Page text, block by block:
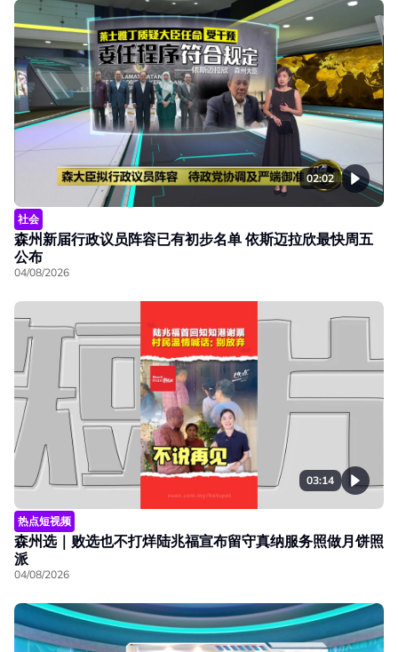
02:02
社会
森州新届行政议员阵容已有初步名单 依斯迈拉欣最快周五
公布
04/08/2026
03:14
热点短视频
森州选｜败选也不打烊陆兆福宣布留守真纳服务照做月饼照
派
04/08/2026